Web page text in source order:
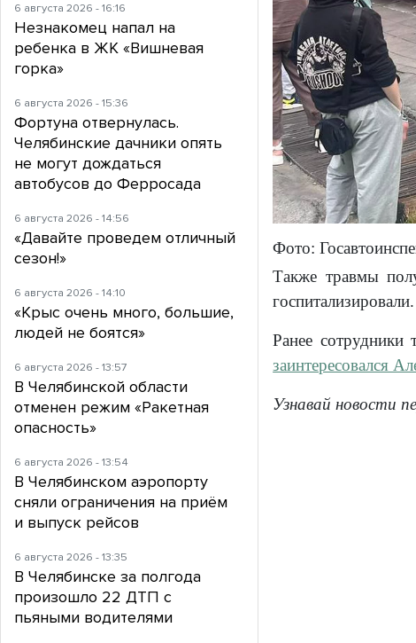
Фото:
Также травмы
Ранее сотрудники
заинтересовался
Узнавай новости
6 августа 2026 - 16:16
Незнакомец напал на
ребенка в ЖК «Вишневая
горка»
6 августа 2026 - 15:36
Фортуна отвернулась.
Челябинские дачники опять
не могут дождаться
автобусов до Ферросада
6 августа 2026 - 14:56
«Давайте проведем отличный
сезон!»
6 августа 2026 - 14:10
«Крыс очень много, большие,
людей не боятся»
6 августа 2026 - 13:57
В Челябинской области
отменен режим «Ракетная
опасность»
6 августа 2026 - 13:54
В Челябинском аэропорту
сняли ограничения на приём
и выпуск рейсов
6 августа 2026 - 13:35
В Челябинске за полгода
произошло 22 ДТП с
пьяными водителями